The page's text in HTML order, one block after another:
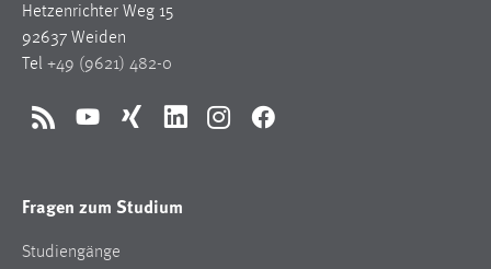
Hetzenrichter Weg 15
92637 Weiden
Tel +49 (9621) 482-0
RSS YouTubeXing LinkedInInstagramFacebook
Fragen zum Studium
Studiengänge